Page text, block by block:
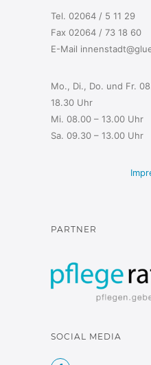
Tel. 02064 / 5 11 29
Fax 02064 / 73 18 60
E-Mail
Mo., Di., Do. und Fr.
18.30 Uhr
Mi. 08.00 – 13.00 Uhr
Sa. 09.30 – 13.00 Uhr
PARTNER
SOCIAL MEDIA